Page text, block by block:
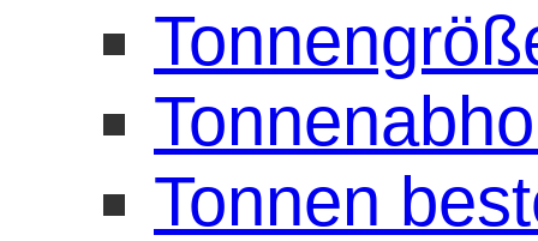
Tonnen